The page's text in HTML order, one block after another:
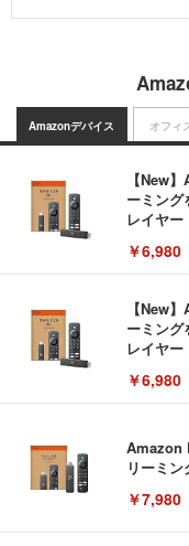
Amazonデバイス
【New
ーミン
レイヤー
￥6,980
【New
ーミン
レイヤー
￥6,980
Amazon
リーミ
￥7,980
オフィ